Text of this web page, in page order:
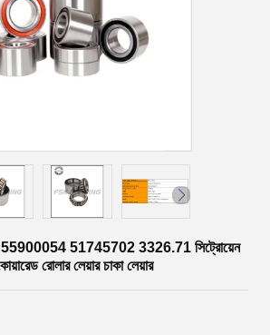
51745702 3326.71 সিট্রোয়েন
রোলার লেয়ার চাকা লেয়ার